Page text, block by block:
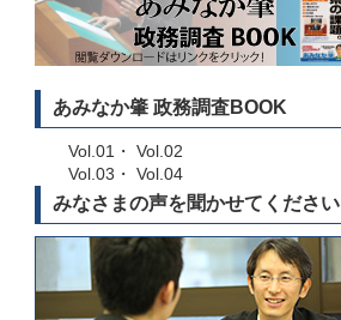
あみなか肇 政務調査BOOK
Vol.01 ・ Vol.02
Vol.03 ・ Vol.04
みなさまの声を聞かせてください